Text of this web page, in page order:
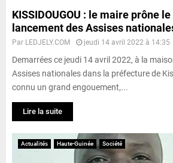
KISSIDOUGOU : le maire prône
lancement des Assises
Par LEDJELY.COM jeudi 14 avril 2022 à 14:35
Demarrées ce jeudi 14 avril 2022, à la
Assises nationales dans la préfecture de
connu un grand engouement,...
Lire la suite
Actualités Haute-Guinée Société